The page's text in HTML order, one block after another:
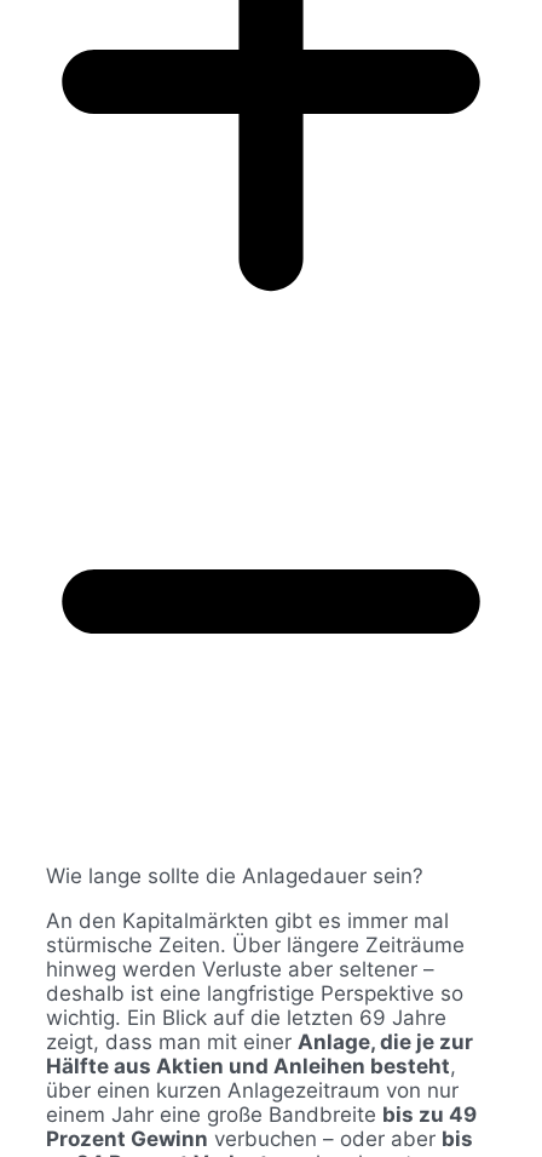
Wie lange sollte die Anlagedauer sein?
An den Kapitalmärkten gibt es immer mal
stürmische Zeiten. Über längere Zeiträume
hinweg werden Verluste aber seltener –
deshalb ist eine langfristige Perspektive so
wichtig. Ein Blick auf die letzten 69 Jahre
zeigt, dass man mit einer Anlage, die je zur
Hälfte aus Aktien und Anleihen besteht,
über einen kurzen Anlagezeitraum von nur
einem Jahr eine große Bandbreite bis zu 49
Prozent Gewinn verbuchen – oder aber bis